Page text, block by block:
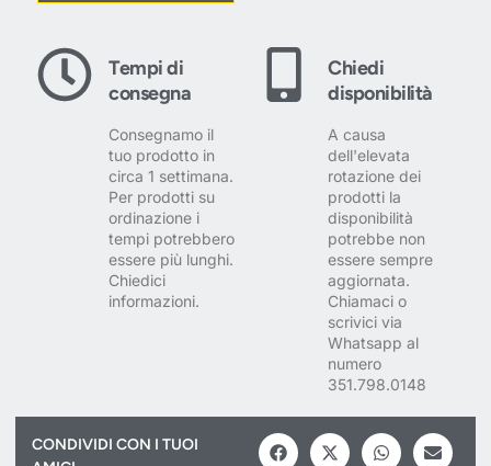
Tempi di
consegna
Consegnamo il
tuo prodotto in
circa 1 settimana.
Per prodotti su
ordinazione i
tempi potrebbero
essere più lunghi.
Chiedici
informazioni.
Chiedi
disponibilità
A causa
dell'elevata
rotazione dei
prodotti la
disponibilità
potrebbe non
essere sempre
aggiornata.
Chiamaci o
scrivici via
Whatsapp al
numero
351.798.0148
CONDIVIDI CON I TUOI